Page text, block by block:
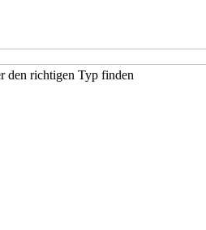
den richtigen Typ finden